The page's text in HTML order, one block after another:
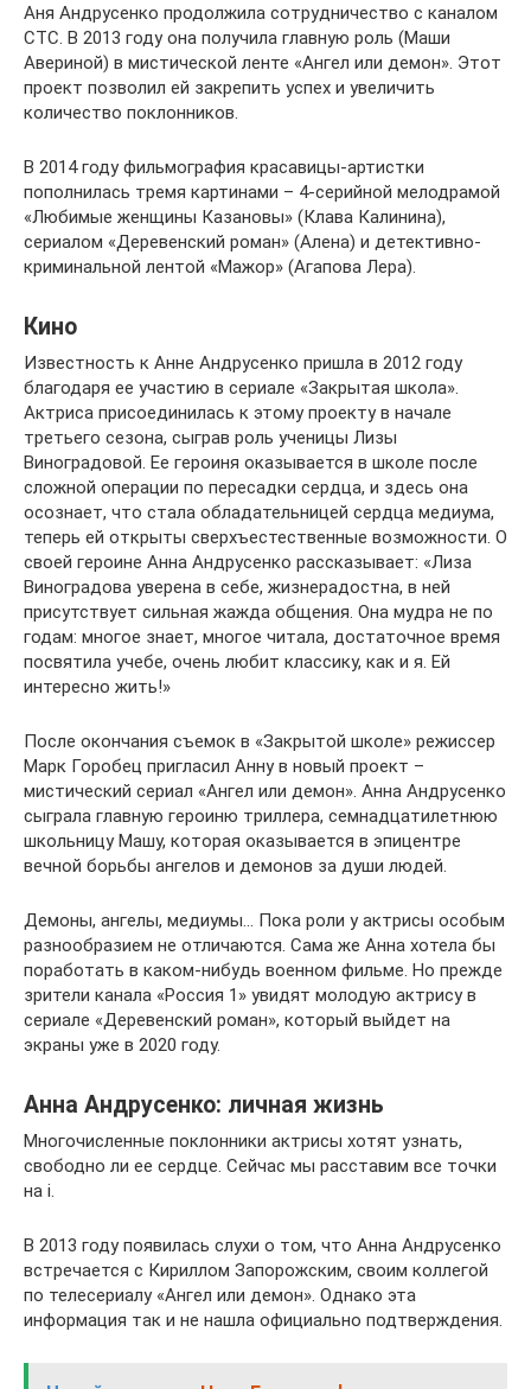
Аня Андрусенко продолжила сотрудничество с каналом
СТС. В 2013 году она получила главную роль (Маши
Авериной) в мистической ленте «Ангел или демон». Этот
проект позволил ей закрепить успех и увеличить
количество поклонников.
В 2014 году фильмография красавицы-артистки
пополнилась тремя картинами – 4-серийной мелодрамой
«Любимые женщины Казановы» (Клава Калинина),
сериалом «Деревенский роман» (Алена) и детективно-
криминальной лентой «Мажор» (Агапова Лера).
Кино
Известность к Анне Андрусенко пришла в 2012 году
благодаря ее участию в сериале «Закрытая школа».
Актриса присоединилась к этому проекту в начале
третьего сезона, сыграв роль ученицы Лизы
Виноградовой. Ее героиня оказывается в школе после
сложной операции по пересадки сердца, и здесь она
осознает, что стала обладательницей сердца медиума,
теперь ей открыты сверхъестественные возможности. О
своей героине Анна Андрусенко рассказывает: «Лиза
Виноградова уверена в себе, жизнерадостна, в ней
присутствует сильная жажда общения. Она мудра не по
годам: многое знает, многое читала, достаточное время
посвятила учебе, очень любит классику, как и я. Ей
интересно жить!»
После окончания съемок в «Закрытой школе» режиссер
Марк Горобец пригласил Анну в новый проект –
мистический сериал «Ангел или демон». Анна Андрусенко
сыграла главную героиню триллера, семнадцатилетнюю
школьницу Машу, которая оказывается в эпицентре
вечной борьбы ангелов и демонов за души людей.
Демоны, ангелы, медиумы… Пока роли у актрисы особым
разнообразием не отличаются. Сама же Анна хотела бы
поработать в каком-нибудь военном фильме. Но прежде
зрители канала «Россия 1» увидят молодую актрису в
сериале «Деревенский роман», который выйдет на
экраны уже в 2020 году.
Анна Андрусенко: личная жизнь
Многочисленные поклонники актрисы хотят узнать,
свободно ли ее сердце. Сейчас мы расставим все точки
на i.
В 2013 году появилась слухи о том, что Анна Андрусенко
встречается с Кириллом Запорожским, своим коллегой
по телесериалу «Ангел или демон». Однако эта
информация так и не нашла официально подтверждения.